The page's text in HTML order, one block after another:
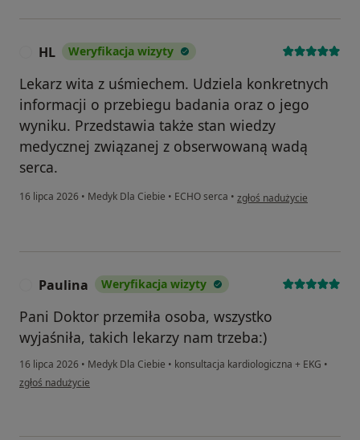
HL Weryfikacja wizyty
Lekarz wita z uśmiechem. Udziela konkretnych
informacji o przebiegu badania oraz o jego
wyniku. Przedstawia także stan wiedzy
medycznej związanej z obserwowaną wadą
serca.
16 lipca 2026 • Medyk Dla Ciebie • ECHO serca • w opinii użytkownika HL
zgłoś nadużycie
Paulina Weryfikacja wizyty
Pani Doktor przemiła osoba, wszystko
wyjaśniła, takich lekarzy nam trzeba:)
16 lipca 2026 • Medyk Dla Ciebie • konsultacja kardiologiczna + EKG •
w opinii użytkownika Paulina
zgłoś nadużycie